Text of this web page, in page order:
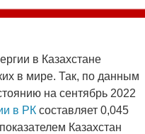
в Казахстане
в мире. Так, по данным
на сентябрь 2022
в РКсоставляет 0,045
Казахстан